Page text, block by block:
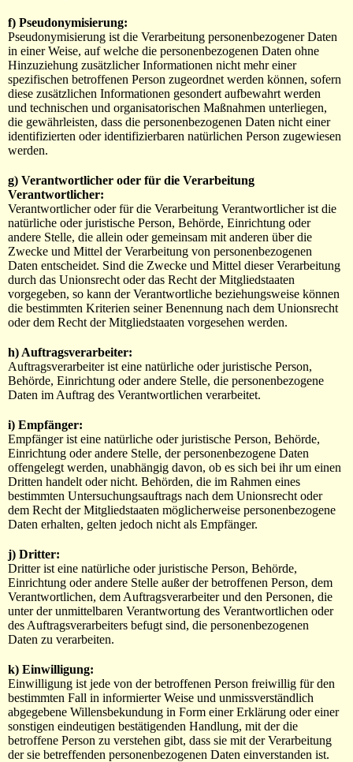
f) Pseudonymisierung:
Pseudonymisierung ist die Verarbeitung personenbezogener Daten
in einer Weise, auf welche die personenbezogenen Daten ohne
Hinzuziehung zusätzlicher Informationen nicht mehr einer
spezifischen betroffenen Person zugeordnet werden können, sofern
diese zusätzlichen Informationen gesondert aufbewahrt werden
und technischen und organisatorischen Maßnahmen unterliegen,
die gewährleisten, dass die personenbezogenen Daten nicht einer
identifizierten oder identifizierbaren natürlichen Person zugewiesen
werden.
g) Verantwortlicher oder für die Verarbeitung
Verantwortlicher:
Verantwortlicher oder für die Verarbeitung Verantwortlicher ist die
natürliche oder juristische Person, Behörde, Einrichtung oder
andere Stelle, die allein oder gemeinsam mit anderen über die
Zwecke und Mittel der Verarbeitung von personenbezogenen
Daten entscheidet. Sind die Zwecke und Mittel dieser Verarbeitung
durch das Unionsrecht oder das Recht der Mitgliedstaaten
vorgegeben, so kann der Verantwortliche beziehungsweise können
die bestimmten Kriterien seiner Benennung nach dem Unionsrecht
oder dem Recht der Mitgliedstaaten vorgesehen werden.
h) Auftragsverarbeiter:
Auftragsverarbeiter ist eine natürliche oder juristische Person,
Behörde, Einrichtung oder andere Stelle, die personenbezogene
Daten im Auftrag des Verantwortlichen verarbeitet.
i) Empfänger:
Empfänger ist eine natürliche oder juristische Person, Behörde,
Einrichtung oder andere Stelle, der personenbezogene Daten
offengelegt werden, unabhängig davon, ob es sich bei ihr um einen
Dritten handelt oder nicht. Behörden, die im Rahmen eines
bestimmten Untersuchungsauftrags nach dem Unionsrecht oder
dem Recht der Mitgliedstaaten möglicherweise personenbezogene
Daten erhalten, gelten jedoch nicht als Empfänger.
j) Dritter:
Dritter ist eine natürliche oder juristische Person, Behörde,
Einrichtung oder andere Stelle außer der betroffenen Person, dem
Verantwortlichen, dem Auftragsverarbeiter und den Personen, die
unter der unmittelbaren Verantwortung des Verantwortlichen oder
des Auftragsverarbeiters befugt sind, die personenbezogenen
Daten zu verarbeiten.
k) Einwilligung:
Einwilligung ist jede von der betroffenen Person freiwillig für den
bestimmten Fall in informierter Weise und unmissverständlich
abgegebene Willensbekundung in Form einer Erklärung oder einer
sonstigen eindeutigen bestätigenden Handlung, mit der die
betroffene Person zu verstehen gibt, dass sie mit der Verarbeitung
der sie betreffenden personenbezogenen Daten einverstanden ist.